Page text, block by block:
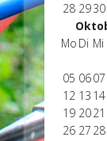
28 2930
Mo Di Mi
05 0607
12 13 14
19 2021
26 27 28